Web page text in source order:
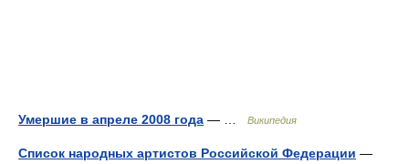
Умершие в апреле 2008 года — … Википедия
Список народных артистов Российской Федерации —